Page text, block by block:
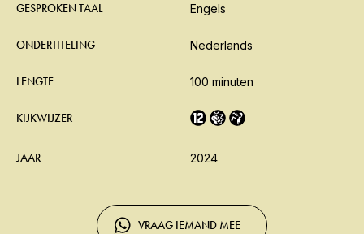
GESPROKEN TAAL Engels
ONDERTITELING Nederlands
LENGTE 100 minuten
KIJKWIJZER
JAAR 2024
VRAAG IEMAND MEE